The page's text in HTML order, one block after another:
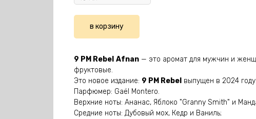
в корзину
9 PM Rebel Afnan — это аромат для мужчин и
фруктовые.
Это новое издание: 9 PM Rebel выпущен в 2024 году.
Парфюмер: Gaël Montero.
Верхние ноты: Ананас, Яблоко "Granny Smith" и
Средние ноты: Дубовый мох, Кедр и Ваниль;